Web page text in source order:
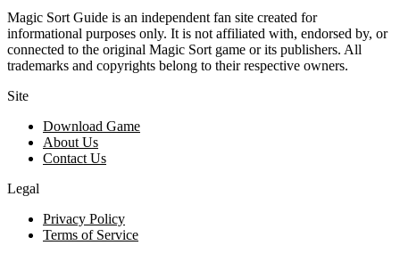
Magic Sort Guide is an independent fan site created for
informational purposes only. It is not affiliated with, endorsed by, or
connected to the original Magic Sort game or its publishers. All
trademarks and copyrights belong to their respective owners.
Site
Download Game
About Us
Contact Us
Legal
Privacy Policy
Terms of Service